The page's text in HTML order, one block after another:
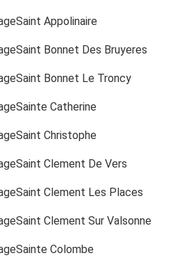
Appolinaire
Bonnet Des Bruyeres
Bonnet Le Troncy
Catherine
Christophe
Clement De Vers
Clement Les Places
Clement Sur Valsonne
Colombe